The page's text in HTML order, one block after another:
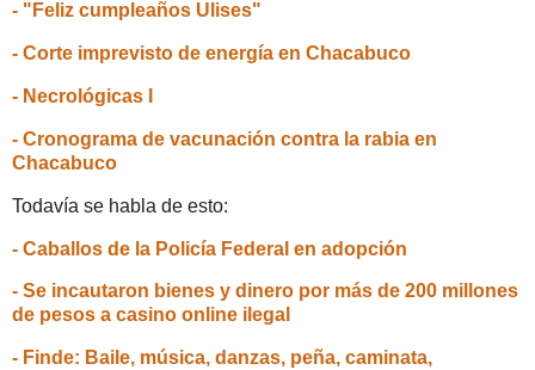
- "Feliz cumpleaños Ulises"
- Corte imprevisto de energía en Chacabuco
- Necrológicas I
- Cronograma de vacunación contra la rabia en
Chacabuco
Todavía se habla de esto:
- Caballos de la Policía Federal en adopción
- Se incautaron bienes y dinero por más de 200 millones
de pesos a casino online ilegal
- Finde: Baile, música, danzas, peña, caminata,